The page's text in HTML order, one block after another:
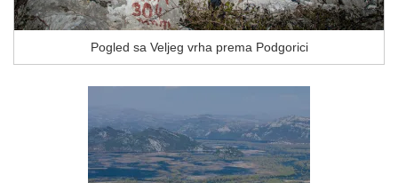
Pogled sa Veljeg vrha prema Podgorici